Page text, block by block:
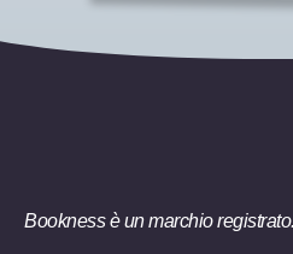
Bookness è un marchio registrato.